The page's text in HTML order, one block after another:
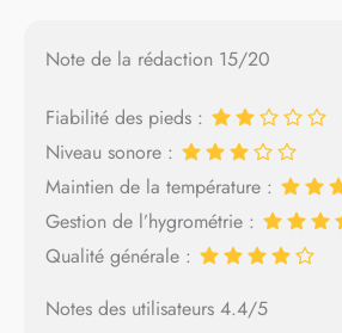
Note de la rédaction 15/20
Fiabilité des pieds :
Niveau sonore :
Maintien de la température :
Gestion de l’hygrométrie :
Qualité générale :
Notes des utilisateurs 4.4/5